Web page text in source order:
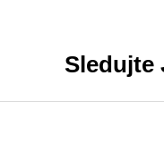
Sledujte